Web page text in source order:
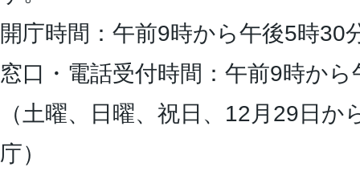
開庁時間：午前9時から午後5時30
窓口・電話受付時間：午前9時か
（土曜、日曜、祝日、12月29日
庁）